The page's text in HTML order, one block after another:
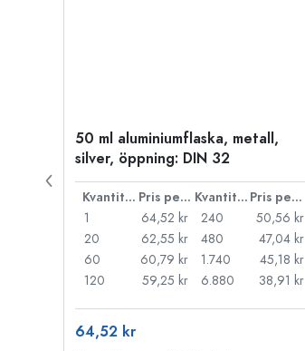
50 ml aluminiumflaska, metall,
silver, öppning: DIN 32
Kvantitet Pris per styck Kvantitet
Pris per styck
1
64,52 kr
20
62,55 kr
60
60,79 kr
120
59,25 kr
240
50,56 kr
480
47,04 kr
1.740
45,18 kr
6.880
38,91 kr
64,52 kr